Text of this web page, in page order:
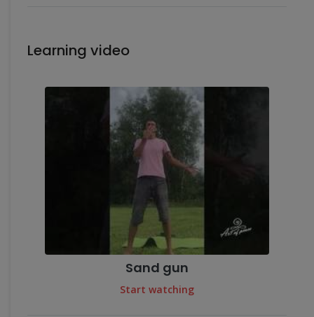
Learning video
Sand gun
Start watching